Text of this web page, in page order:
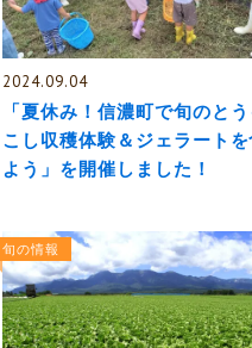
2024.09.04
「夏休み！信濃町で旬のと
こし収穫体験＆ジェラート
よう」を開催しました！
旬の情報